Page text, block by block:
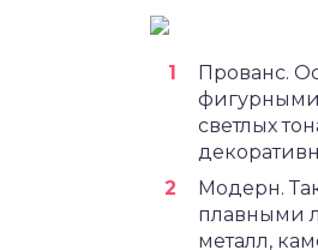
Прованс.
фигурными
светлых
Модерн.
плавными
металл,